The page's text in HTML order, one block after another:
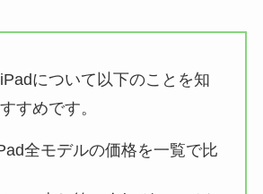
について以下のことを知
すめです。
全モデルの価格を一覧で比